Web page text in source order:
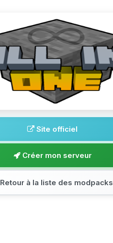
Site officiel
Créer mon serveur
Retour à la liste des modpacks